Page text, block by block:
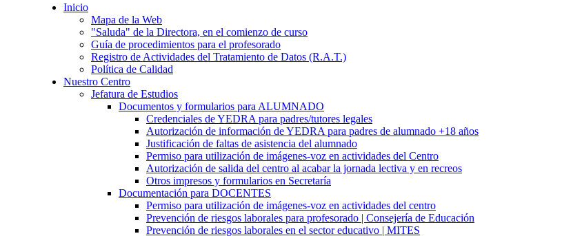
Inicio
Mapa de la Web
"Saluda" de la Directora, en el comienzo de curso
Guía de procedimientos para el profesorado
Registro de Actividades del Tratamiento de Datos (R.A.T.)
Política de Calidad
Nuestro Centro
Jefatura de Estudios
Documentos y formularios para ALUMNADO
Credenciales de YEDRA para padres/tutores legales
Autorización de información de YEDRA para padres de alumnado +18 años
Justificación de faltas de asistencia del alumnado
Permiso para utilización de imágenes-voz en actividades del Centro
Autorización de salida del centro al acabar la jornada lectiva y en recreos
Otros impresos y formularios en Secretaría
Documentación para DOCENTES
Permiso para utilización de imágenes-voz en actividades del centro
Prevención de riesgos laborales para profesorado | Consejería de Educación
Prevención de riesgos laborales en el sector educativo | MITES